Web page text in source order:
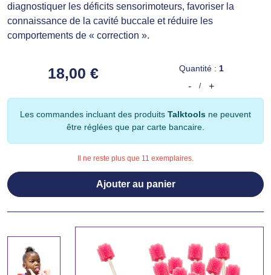
diagnostiquer les déficits sensorimoteurs, favoriser la
connaissance de la cavité buccale et réduire les
comportements de « correction ».
18,00 € Quantité : 1
- / +
Les commandes incluant des produits Talktools ne peuvent
être réglées que par carte bancaire.
Il ne reste plus que 11 exemplaires.
Ajouter au panier